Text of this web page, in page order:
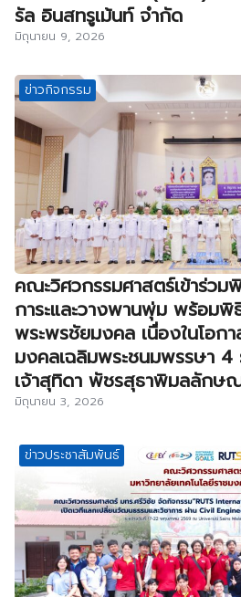
รัล อินสทรูเม้นท์ จำกัด
มิถุนายน 9, 2026
ข่าวกิจกรรม
คณะวิศวกรรมศาสตร์เข้าร่วม
การะและวางพานพุ่ม พร้อมพิ
พระพรชัยมงคล เนื่องในโอก
มงคลเฉลิมพระชนมพรรษา 4
เจ้าสุทิดา พัชรสุธาพิมลลักษ
มิถุนายน 3, 2026
ข่าวประชาสัมพันธ์